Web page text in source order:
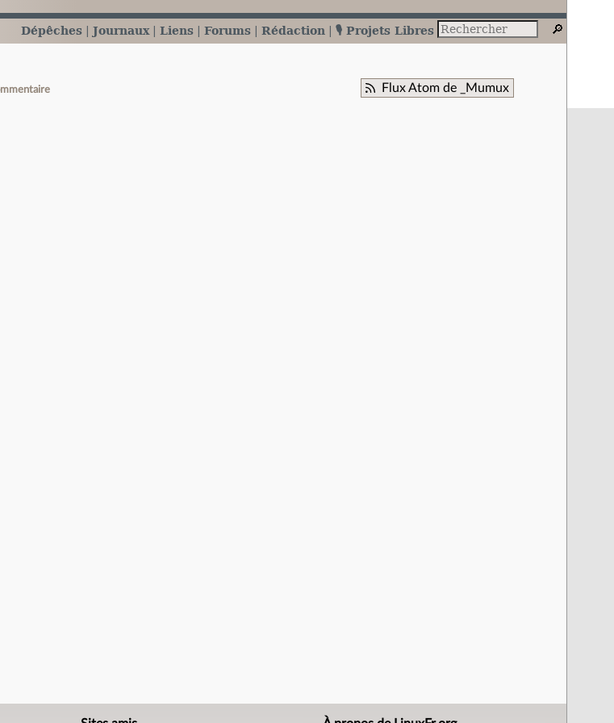
Dépêches Journaux Liens Forums Rédaction 🎙️ Projets Libres
Flux Atom de _Mumux